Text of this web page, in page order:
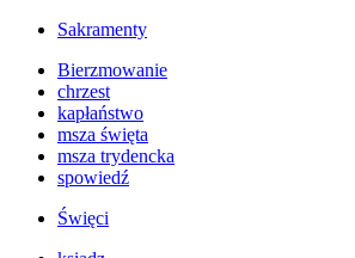
Sakramenty
Bierzmowanie
chrzest
kapłaństwo
msza święta
msza trydencka
spowiedź
Święci